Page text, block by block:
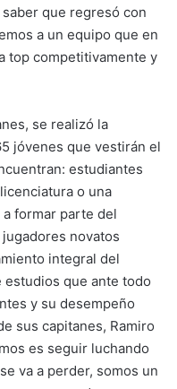
que regresó con
a un equipo que en
top competitivamente y
se realizó la
jóvenes que vestirán el
estudiantes
o una
a formar parte del
novatos
integral del
estudios que ante todo
y su desempeño
sus capitanes, Ramiro
es seguir luchando
va a perder, somos un